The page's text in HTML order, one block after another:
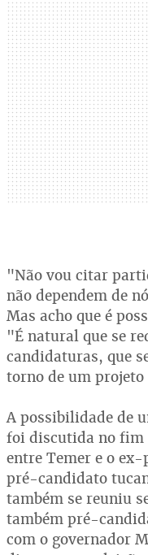
"Não vou citar
não dependem de
Mas acho que é
"É natural que se
candidaturas, que
torno de um
A possibilidade de
foi discutida no fim
entre Temer e o
pré-candidato
também se reuniu
também pré-
com o governador